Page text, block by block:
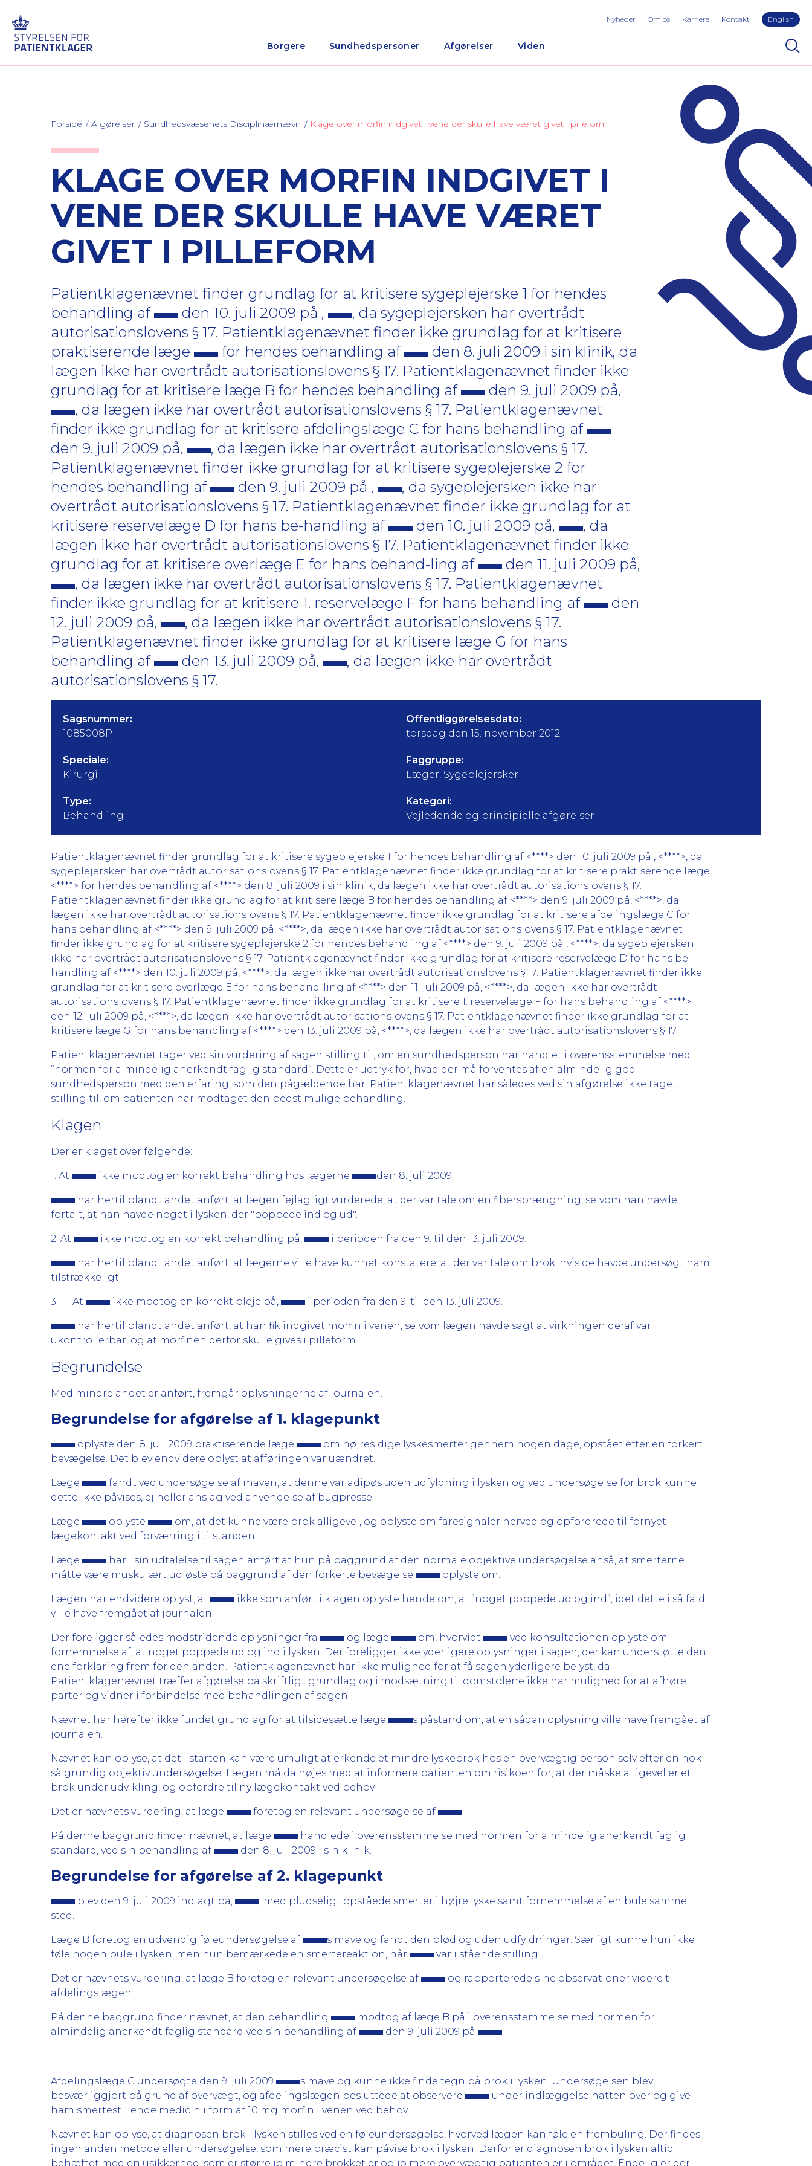
Borgere Sundhedspersoner Afgørelser Viden
Nyheder Om os Karriere Kontakt English
Forside Afgørelser Sundhedsvæsenets Disciplinærnævn Klage over morfin indgivet i vene der skulle have været givet i pilleform
KLAGE OVER MORFIN INDGIVET I
VENE DER SKULLE HAVE VÆRET
GIVET I PILLEFORM
Patientklagenævnet finder grundlag for at kritisere sygeplejerske 1 for hendes
behandling af
den 10. juli 2009 på ,
, da sygeplejersken har overtrådt
autorisationslovens § 17. Patientklagenævnet finder ikke grundlag for at kritisere
praktiserende læge
for hendes behandling af
den 8. juli 2009 i sin klinik, da
lægen ikke har overtrådt autorisationslovens § 17. Patientklagenævnet finder ikke
grundlag for at kritisere læge B for hendes behandling af
den 9. juli 2009 på,
, da lægen ikke har overtrådt autorisationslovens § 17. Patientklagenævnet
finder ikke grundlag for at kritisere afdelingslæge C for hans behandling af
den 9. juli 2009 på,
, da lægen ikke har overtrådt autorisationslovens § 17.
Patientklagenævnet finder ikke grundlag for at kritisere sygeplejerske 2 for
hendes behandling af
den 9. juli 2009 på ,
, da sygeplejersken ikke har
overtrådt autorisationslovens § 17. Patientklagenævnet finder ikke grundlag for at
kritisere reservelæge D for hans be-handling af
den 10. juli 2009 på,
, da
lægen ikke har overtrådt autorisationslovens § 17. Patientklagenævnet finder ikke
grundlag for at kritisere overlæge E for hans behand-ling af
den 11. juli 2009 på,
, da lægen ikke har overtrådt autorisationslovens § 17. Patientklagenævnet
finder ikke grundlag for at kritisere 1. reservelæge F for hans behandling af
den
12. juli 2009 på,
, da lægen ikke har overtrådt autorisationslovens § 17.
Patientklagenævnet finder ikke grundlag for at kritisere læge G for hans
behandling af
den 13. juli 2009 på,
, da lægen ikke har overtrådt
autorisationslovens § 17.
Sagsnummer:
1085008P
Offentliggørelsesdato:
torsdag den 15. november 2012
Speciale:
Kirurgi
Faggruppe:
Læger, Sygeplejersker
Type:
Behandling
Kategori:
Vejledende og principielle afgørelser
Patientklagenævnet finder grundlag for at kritisere sygeplejerske 1 for hendes behandling af <****> den 10. juli 2009 på , <****>, da
sygeplejersken har overtrådt autorisationslovens § 17. Patientklagenævnet finder ikke grundlag for at kritisere praktiserende læge
<****> for hendes behandling af <****> den 8. juli 2009 i sin klinik, da lægen ikke har overtrådt autorisationslovens § 17.
Patientklagenævnet finder ikke grundlag for at kritisere læge B for hendes behandling af <****> den 9. juli 2009 på, <****>, da
lægen ikke har overtrådt autorisationslovens § 17. Patientklagenævnet finder ikke grundlag for at kritisere afdelingslæge C for
hans behandling af <****> den 9. juli 2009 på, <****>, da lægen ikke har overtrådt autorisationslovens § 17. Patientklagenævnet
finder ikke grundlag for at kritisere sygeplejerske 2 for hendes behandling af <****> den 9. juli 2009 på , <****>, da sygeplejersken
ikke har overtrådt autorisationslovens § 17. Patientklagenævnet finder ikke grundlag for at kritisere reservelæge D for hans be-
handling af <****> den 10. juli 2009 på, <****>, da lægen ikke har overtrådt autorisationslovens § 17. Patientklagenævnet finder ikke
grundlag for at kritisere overlæge E for hans behand-ling af <****> den 11. juli 2009 på, <****>, da lægen ikke har overtrådt
autorisationslovens § 17. Patientklagenævnet finder ikke grundlag for at kritisere 1. reservelæge F for hans behandling af <****>
den 12. juli 2009 på, <****>, da lægen ikke har overtrådt autorisationslovens § 17. Patientklagenævnet finder ikke grundlag for at
kritisere læge G for hans behandling af <****> den 13. juli 2009 på, <****>, da lægen ikke har overtrådt autorisationslovens § 17.
Patientklagenævnet tager ved sin vurdering af sagen stilling til, om en sundhedsperson har handlet i overensstemmelse med
”normen for almindelig anerkendt faglig standard”. Dette er udtryk for, hvad der må forventes af en almindelig god
sundhedsperson med den erfaring, som den pågældende har. Patientklagenævnet har således ved sin afgørelse ikke taget
stilling til, om patienten har modtaget den bedst mulige behandling.
Klagen
Der er klaget over følgende:
1. At ikke modtog en korrekt behandling hos lægerne den 8. juli 2009.
har hertil blandt andet anført, at lægen fejlagtigt vurderede, at der var tale om en fibersprængning, selvom han havde
fortalt, at han havde noget i lysken, der "poppede ind og ud".
2. At ikke modtog en korrekt behandling på, i perioden fra den 9. til den 13. juli 2009.
har hertil blandt andet anført, at lægerne ville have kunnet konstatere, at der var tale om brok, hvis de havde undersøgt ham
tilstrækkeligt.
3. At ikke modtog en korrekt pleje på, i perioden fra den 9. til den 13. juli 2009.
har hertil blandt andet anført, at han fik indgivet morfin i venen, selvom lægen havde sagt at virkningen deraf var
ukontrollerbar, og at morfinen derfor skulle gives i pilleform.
Begrundelse
Med mindre andet er anført, fremgår oplysningerne af journalen.
Begrundelse for afgørelse af 1. klagepunkt
oplyste den 8. juli 2009 praktiserende læge
om højresidige lyskesmerter gennem nogen dage, opstået efter en forkert
bevægelse. Det blev endvidere oplyst at afføringen var uændret.
Læge
fandt ved undersøgelse af maven, at denne var adipøs uden udfyldning i lysken og ved undersøgelse for brok kunne
dette ikke påvises, ej heller anslag ved anvendelse af bugpresse.
Læge oplyste
om, at det kunne være brok alligevel, og oplyste om faresignaler herved og opfordrede til fornyet
lægekontakt ved forværring i tilstanden.
Læge
har i sin udtalelse til sagen anført at hun på baggrund af den normale objektive undersøgelse anså, at smerterne
måtte være muskulært udløste på baggrund af den forkerte bevægelse
oplyste om.
Lægen har endvidere oplyst, at
ikke som anført i klagen oplyste hende om, at ”noget poppede ud og ind”, idet dette i så fald
ville have fremgået af journalen.
Der foreligger således modstridende oplysninger fra og læge om, hvorvidt
ved konsultationen oplyste om
fornemmelse af, at noget poppede ud og ind i lysken. Der foreligger ikke yderligere oplysninger i sagen, der kan understøtte den
ene forklaring frem for den anden. Patientklagenævnet har ikke mulighed for at få sagen yderligere belyst, da
Patientklagenævnet træffer afgørelse på skriftligt grundlag og i modsætning til domstolene ikke har mulighed for at afhøre
parter og vidner i forbindelse med behandlingen af sagen.
Nævnet har herefter ikke fundet grundlag for at tilsidesætte læge
s påstand om, at en sådan oplysning ville have fremgået af
journalen.
Nævnet kan oplyse, at det i starten kan være umuligt at erkende et mindre lyskebrok hos en overvægtig person selv efter en nok
så grundig objektiv undersøgelse. Lægen må da nøjes med at informere patienten om risikoen for, at der måske alligevel er et
brok under udvikling, og opfordre til ny lægekontakt ved behov.
Det er nævnets vurdering, at læge foretog en relevant undersøgelse af .
På denne baggrund finder nævnet, at læge
handlede i overensstemmelse med normen for almindelig anerkendt faglig
standard, ved sin behandling af
den 8. juli 2009 i sin klinik.
Begrundelse for afgørelse af 2. klagepunkt
blev den 9. juli 2009 indlagt på,
, med pludseligt opståede smerter i højre lyske samt fornemmelse af en bule samme
sted.
Læge B foretog en udvendig føleundersøgelse af
s mave og fandt den blød og uden udfyldninger. Særligt kunne hun ikke
føle nogen bule i lysken, men hun bemærkede en smertereaktion, når
var i stående stilling.
Det er nævnets vurdering, at læge B foretog en relevant undersøgelse af
og rapporterede sine observationer videre til
afdelingslægen.
På denne baggrund finder nævnet, at den behandling
modtog af læge B på i overensstemmelse med normen for
almindelig anerkendt faglig standard ved sin behandling af
den 9. juli 2009 på
Afdelingslæge C undersøgte den 9. juli 2009
s mave og kunne ikke finde tegn på brok i lysken. Undersøgelsen blev
besværliggjort på grund af overvægt, og afdelingslægen besluttede at observere
under indlæggelse natten over og give
ham smertestillende medicin i form af 10 mg morfin i venen ved behov.
Nævnet kan oplyse, at diagnosen brok i lysken stilles ved en føleundersøgelse, hvorved lægen kan føle en frembuling. Der findes
ingen anden metode eller undersøgelse, som mere præcist kan påvise brok i lysken. Derfor er diagnosen brok i lysken altid
behæftet med en usikkerhed, som er større jo mindre brokket er og jo mere overvægtig patienten er i området. Endelig er der